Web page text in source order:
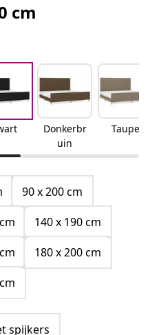
cm
Donkerbr
uin
Taupe
90 x 200 cm
140 x 190 cm
180 x 200 cm
spijkers